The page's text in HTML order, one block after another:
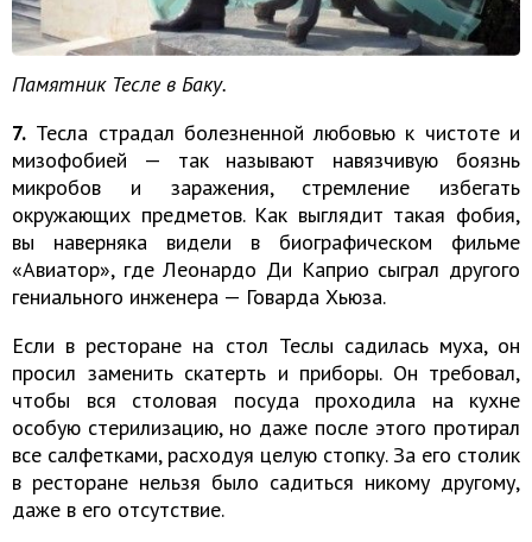
Памятник Тесле в Баку.
7. Тесла страдал болезненной любовью к чистоте и
мизофобией — так называют навязчивую боязнь
микробов и заражения, стремление избегать
окружающих предметов. Как выглядит такая фобия,
вы наверняка видели в биографическом фильме
«Авиатор», где Леонардо Ди Каприо сыграл другого
гениального инженера — Говарда Хьюза.
Если в ресторане на стол Теслы садилась муха, он
просил заменить скатерть и приборы. Он требовал,
чтобы вся столовая посуда проходила на кухне
особую стерилизацию, но даже после этого протирал
все салфетками, расходуя целую стопку. За его столик
в ресторане нельзя было садиться никому другому,
даже в его отсутствие.